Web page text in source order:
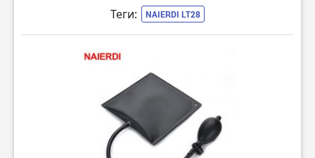
Теги: NAIERDI LT28